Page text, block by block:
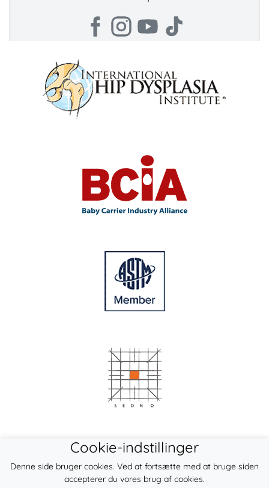
Cookie-indstillinger
Denne side bruger cookies. Ved at fortsætte med at bruge siden
accepterer du vores brug af cookies.